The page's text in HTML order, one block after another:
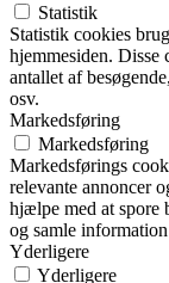
Statistik
Statistik cookies
hjemmesiden.
antallet af
osv.
Markedsføring
Markedsføring
Markedsførings
relevante annoncer
hjælpe med at spore
og samle
Yderligere
Yderligere